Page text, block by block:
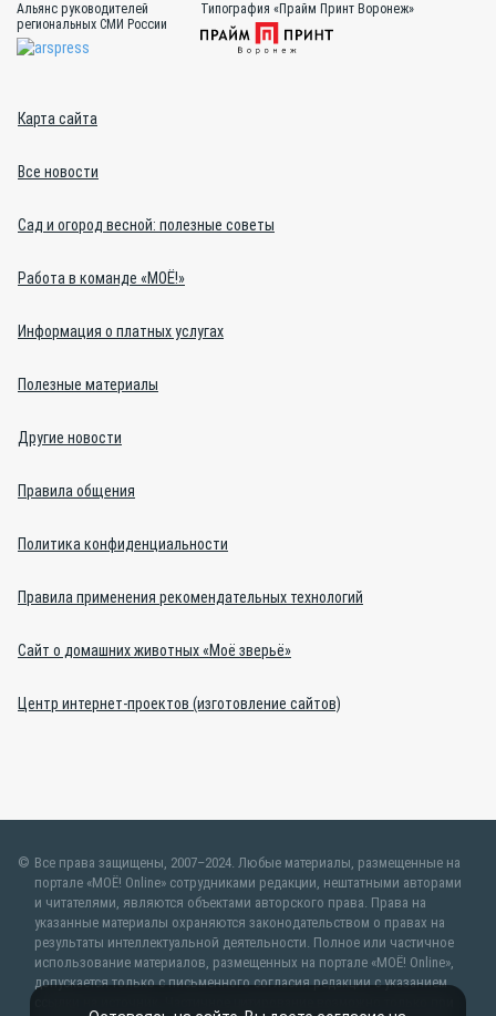
Альянс руководителей
региональных СМИ России
Типография «Прайм Принт Воронеж»
Карта сайта
Все новости
Сад и огород весной: полезные советы
Работа в команде «МОЁ!»
Информация о платных услугах
Полезные материалы
Другие новости
Правила общения
Политика конфиденциальности
Правила применения рекомендательных технологий
Сайт о домашних животных «Моё зверьё»
Центр интернет-проектов (изготовление сайтов)
Все права защищены, 2007–2024. Любые материалы, размещенные на
портале «МОЁ! Online» сотрудниками редакции, нештатными авторами
и читателями, являются объектами авторского права. Права на
указанные материалы охраняются законодательством о правах на
результаты интеллектуальной деятельности. Полное или частичное
использование материалов, размещенных на портале «МОЁ! Online»,
допускается только с письменного согласия редакции с указанием